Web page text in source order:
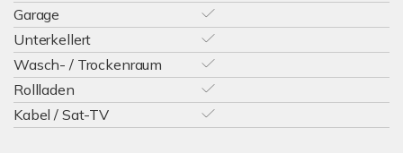
Garage
Unterkellert
Wasch- / Trockenraum
Rollladen
Kabel / Sat-TV